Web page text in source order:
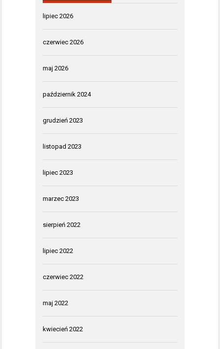
lipiec 2026
czerwiec 2026
maj 2026
październik 2024
grudzień 2023
listopad 2023
lipiec 2023
marzec 2023
sierpień 2022
lipiec 2022
czerwiec 2022
maj 2022
kwiecień 2022